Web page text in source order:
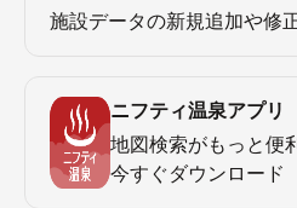
施設データの新規追加や修
ニフティ温泉アプリ
地図検索がもっと便
今すぐダウンロード